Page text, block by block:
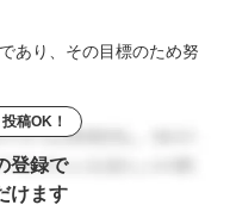
あり、その目標のため努
稿OK！
登録で
けます